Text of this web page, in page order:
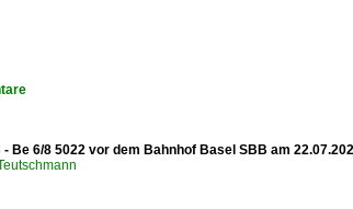
- Be 6/8 5022 vor dem Bahnhof Basel SBB am